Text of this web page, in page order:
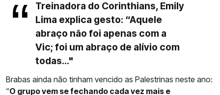
Treinadora do Corinthians, Emily
Lima explica gesto: “Aquele
abraço não foi apenas com a
Vic; foi um abraço de alívio com
todas..."
Brabas ainda não tinham vencido as Palestrinas neste ano:
“O grupo vem se fechando cada vez mais e